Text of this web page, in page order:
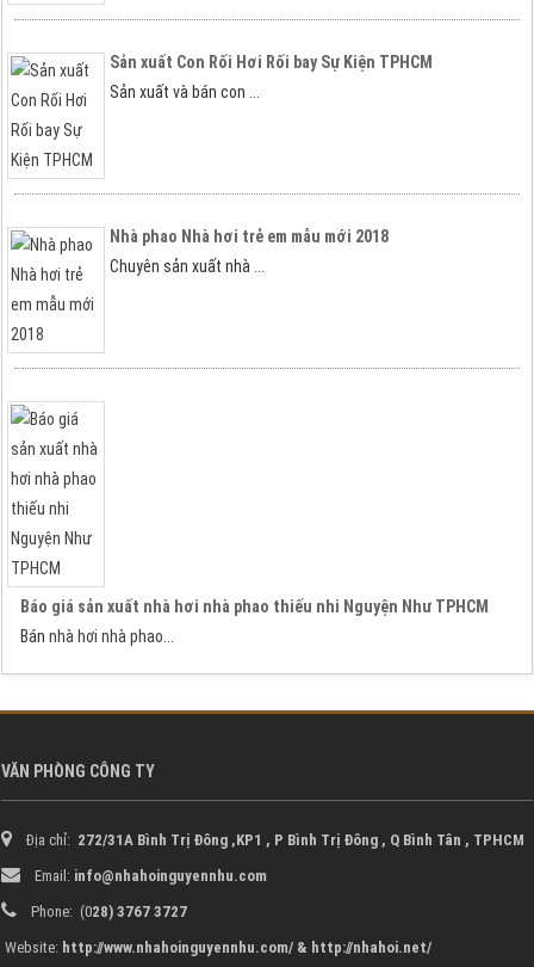
Sản xuất Con Rối Hơi Rối bay Sự Kiện TPHCM
Sản xuất và bán con ...
Nhà phao Nhà hơi trẻ em mẫu mới 2018
Chuyên sản xuất nhà ...
Báo giá sản xuất nhà hơi nhà phao thiếu nhi Nguyện Như TPHCM
Bán nhà hơi nhà phao...
VĂN PHÒNG CÔNG TY
Địa chỉ: 272/31A Bình Trị Đông ,KP1 , P Bình Trị Đông , Q Bình Tân , TPHCM
Email: info@nhahoinguyennhu.com
Phone: (028) 3767 3727
Website: http://www.nhahoinguyennhu.com/ & http://nhahoi.net/